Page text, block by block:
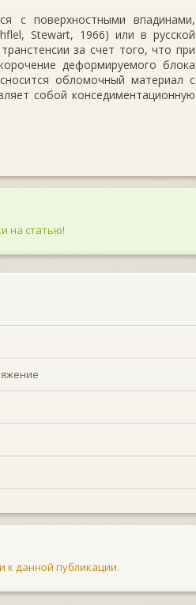
с поверхностными впадинами,
Stewart, 1966) или в русской
за счет того, что при
деформируемого блока
об­ломочный материал с
собой конседиментационную
на статью!
к данной публикации.